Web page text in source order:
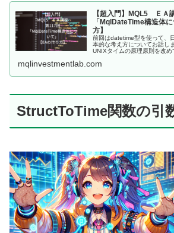
【超入門】MQL5 Ｅ
「MqlDateTime構造体
方】
前回はdatetime型を使って、
本的な考え方についてお話し
UNIXタイムの原理原則を改め
といった特...
mqlinvestmentlab.com
StructToTime関数の引